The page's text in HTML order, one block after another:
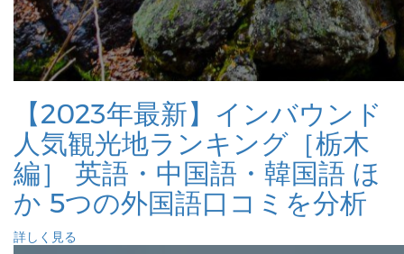
【2023年最新】インバウンド
人気観光地ランキング［栃木
編］ 英語・中国語・韓国語 ほ
か 5つの外国語口コミを分析
詳しく見る